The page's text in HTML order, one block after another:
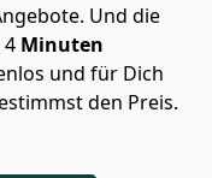
Und die
4 Minuten
und für Dich
den Preis.